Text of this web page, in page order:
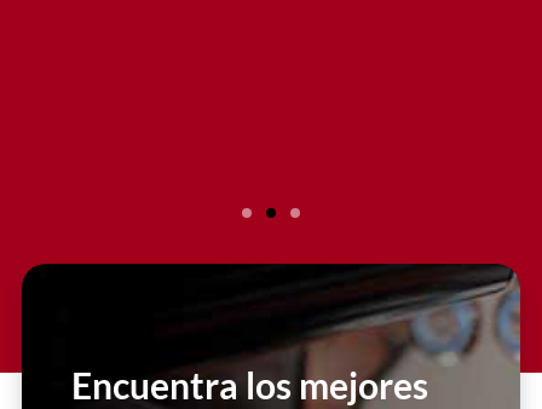
Lorem ipsum dolor sit amet
consectetur adipiscing elit dolor
Encuentra los mejores